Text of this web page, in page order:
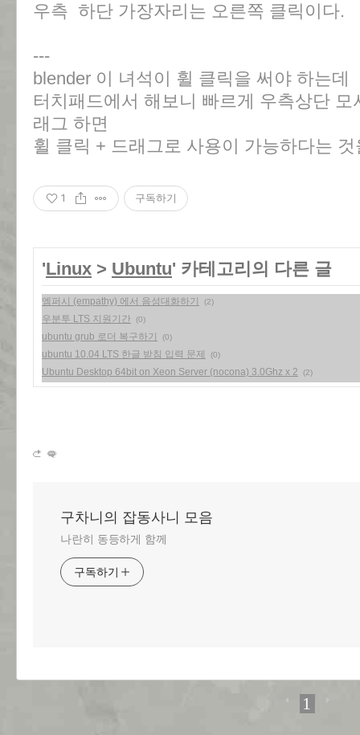
우측 하단 가장자리는 오른쪽 클릭이다.
---
blender 이 녀석이 휠 클릭을 써야 하는데
터치패드에서 해보니 빠르게 우측상단
래그 하면
휠 클릭 + 드래그로 사용이 가능하다는
1 구독하기
'Linux > Ubuntu' 카테고리의 다른 글
엠퍼시 (empathy) 에서 음성대화하기 (2)
우분투 LTS 지원기간 (0)
ubuntu grub 로더 복구하기 (0)
ubuntu 10.04 LTS 한글 받침 입력 문제 (0)
Ubuntu Desktop 64bit on Xeon Server (nocona) 3.0Ghz x 2 (2)
구차니의 잡동사니 모음
나란히 동등하게 함께
구독하기
1